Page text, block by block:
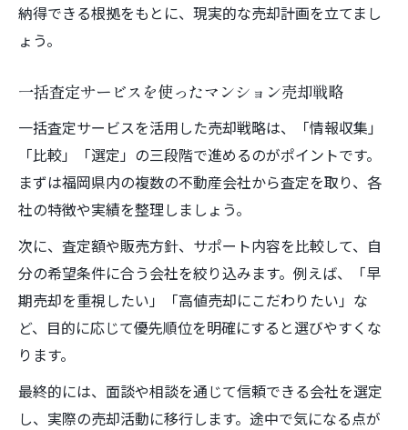
納得できる根拠をもとに、現実的な売却計画を立てまし
ょう。
一括査定サービスを使ったマンション売却戦略
一括査定サービスを活用した売却戦略は、「情報収集」
「比較」「選定」の三段階で進めるのがポイントです。
まずは福岡県内の複数の不動産会社から査定を取り、各
社の特徴や実績を整理しましょう。
次に、査定額や販売方針、サポート内容を比較して、自
分の希望条件に合う会社を絞り込みます。例えば、「早
期売却を重視したい」「高値売却にこだわりたい」な
ど、目的に応じて優先順位を明確にすると選びやすくな
ります。
最終的には、面談や相談を通じて信頼できる会社を選定
し、実際の売却活動に移行します。途中で気になる点が